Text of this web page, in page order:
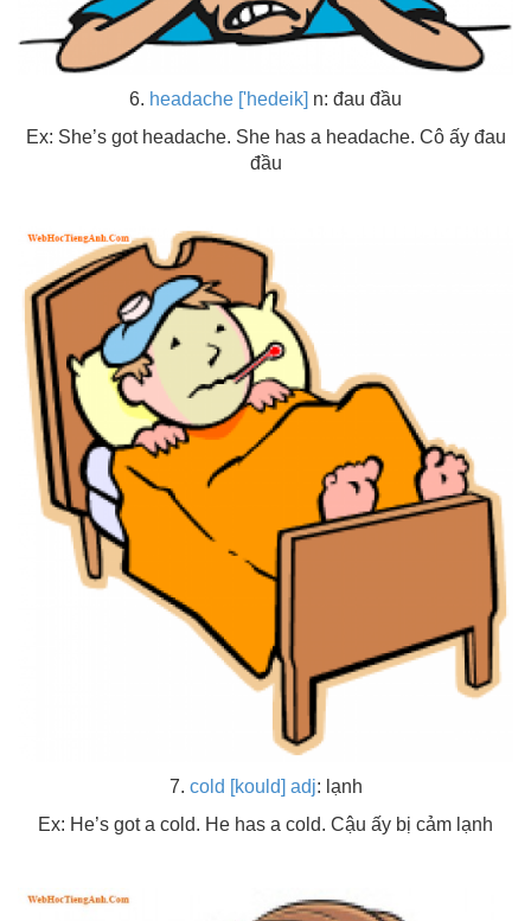
6. headache ['hedeik] n: đau đầu
Ex: She’s got headache. She has a headache. Cô ấy đau
đầu
7. cold [kould] adj: lạnh
Ex: He’s got a cold. He has a cold. Cậu ấy bị cảm lạnh